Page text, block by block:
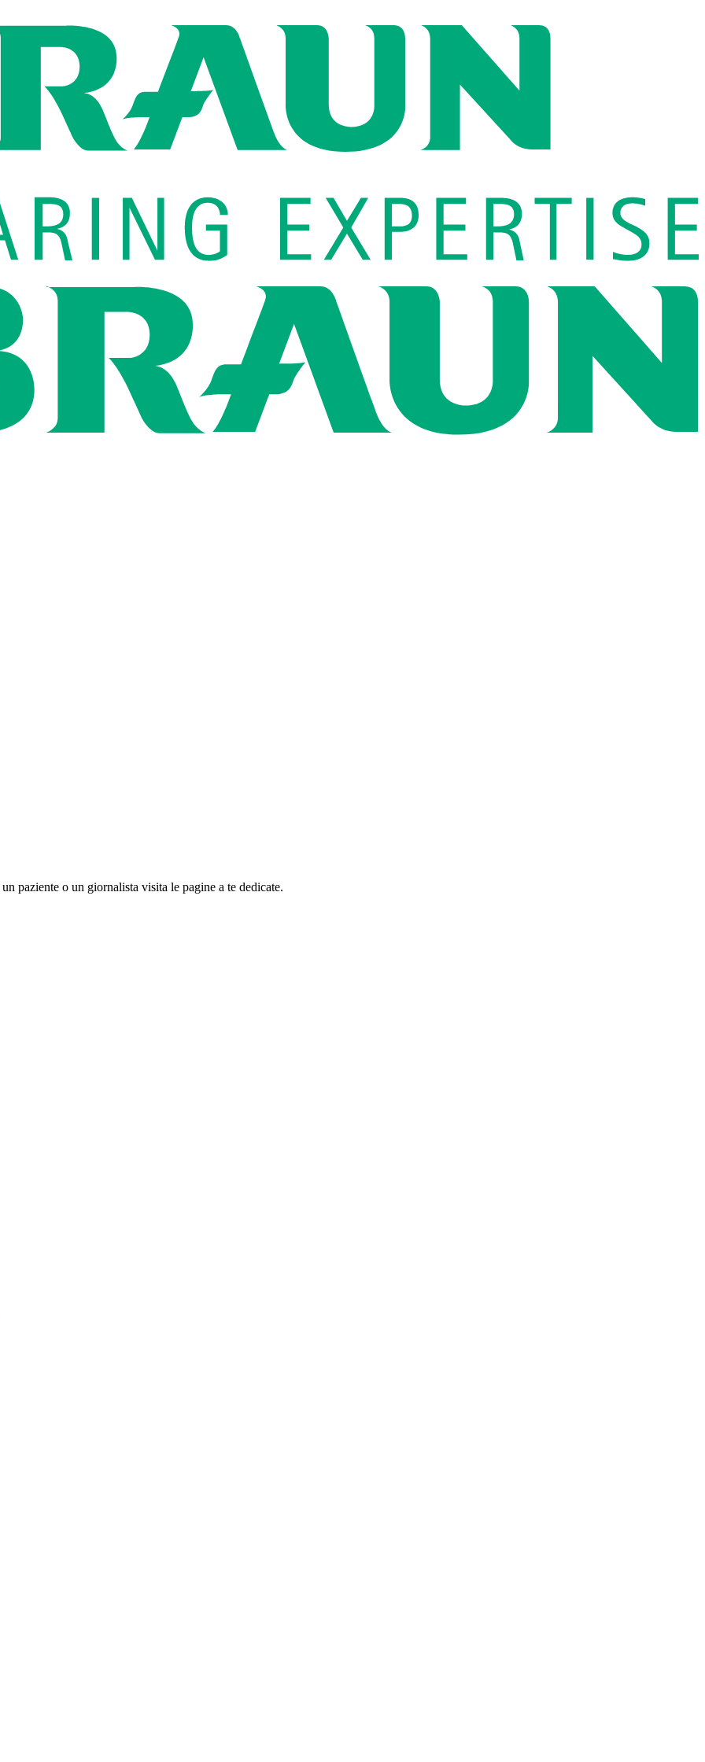
il nostro portfolio completo.
ti aiuterà a trovare il dispositivo più adatto a te.
Global Job Market e trova le posizioni aperte per ogni profilo di carriera.
un nostro referente.
paziente o un giornalista visita le pagine a te dedicate.